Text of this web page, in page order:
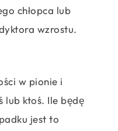
chłopca lub
wzrostu.
w pionie i
lub ktoś. Ile będę
jest to